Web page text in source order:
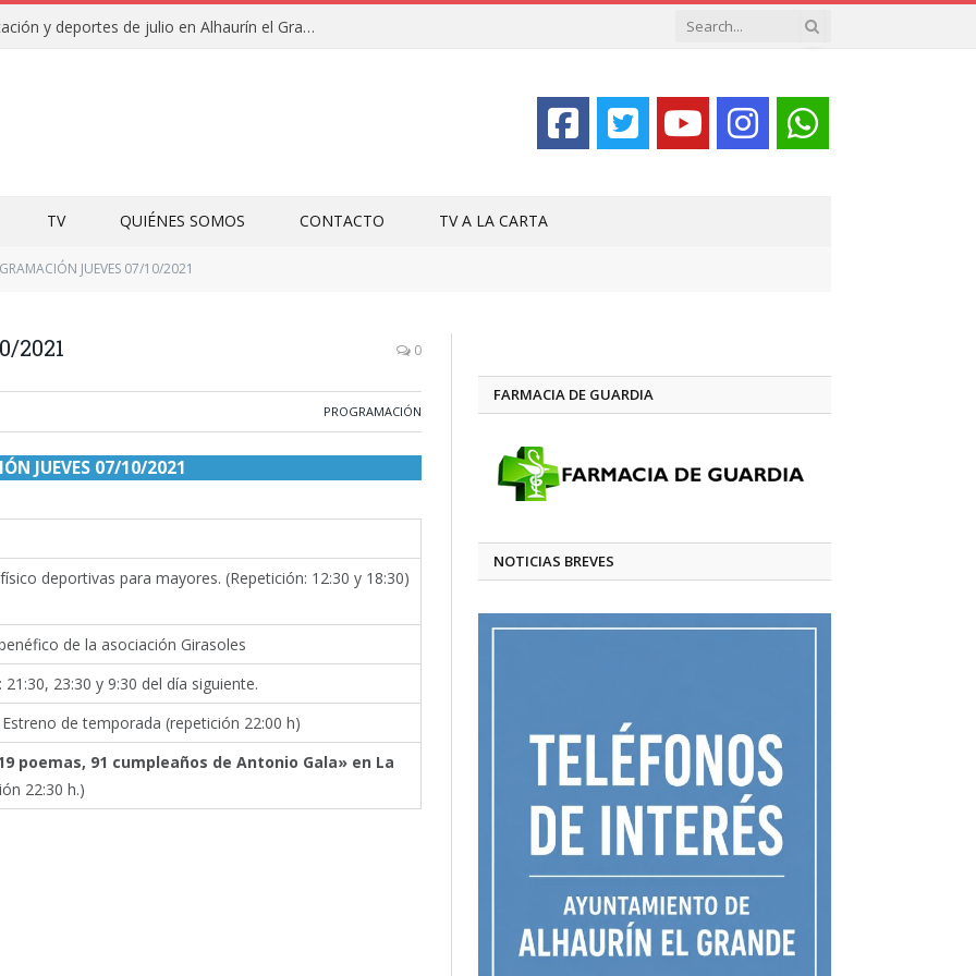
Campamentos de educación y deportes de julio en Alhaurín el Grande y Villa del Guadalhorce
TV QUIÉNES SOMOS CONTACTO TV A LA CARTA
JUEVES 07/10/2021
2021 0
PROGRAMACIÓN
JUEVES 07/10/2021
deportivas para mayores. (Repetición: 12:30 y 18:30)
de la asociación Girasoles
21:30, 23:30 y 9:30 del día siguiente.
Estreno de temporada (repetición 22:00 h)
poemas, 91 cumpleaños de Antonio Gala» en La
22:30 h.)
FARMACIA DE GUARDIA
NOTICIAS BREVES